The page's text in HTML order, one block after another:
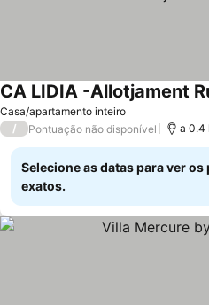
Casa/apartamento inteiro
CA LIDIA -Allotjament
/ Pontuação não disponível a 0.4
Selecione as datas para ver os
exatos.